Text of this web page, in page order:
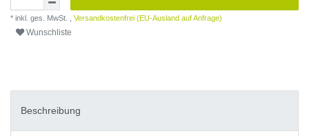
* inkl. ges. MwSt. , Versandkostenfrei (EU-Ausland auf Anfrage)
Wunschliste
Beschreibung